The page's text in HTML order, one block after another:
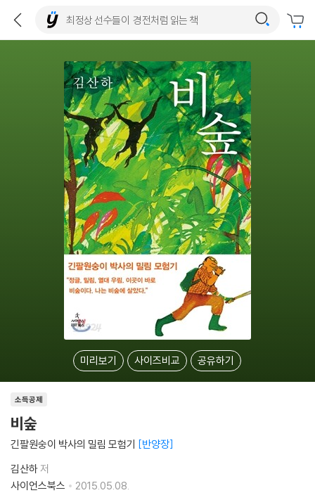
미리보기 사이즈비교 공유하기
소득공제
비숲
긴팔원숭이 박사의 밀림 모험기
반양장
김산하저
사이언스북스
2015.05.08.